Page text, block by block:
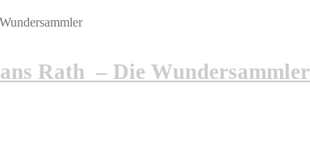
Rath – Die Wundersammler